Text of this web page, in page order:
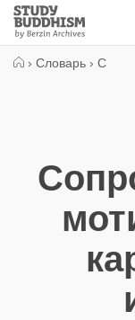
Close
Study
Buddhism
› Словарь › С